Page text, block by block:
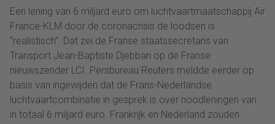
Een lening van 6 miljard euro om luchtvaartmaatschappij Air
France-KLM door de coronacrisis de loodsen is
“realistisch”. Dat zei de Franse staatssecretaris van
Transport Jean-Baptiste Djebbari op de Franse
nieuwszender LCI. Persbureau Reuters meldde eerder op
basis van ingewijden dat de Frans-Nederlandse
luchtvaartcombinatie in gesprek is over noodleningen van
in totaal 6 miljard euro. Frankrijk en Nederland zouden